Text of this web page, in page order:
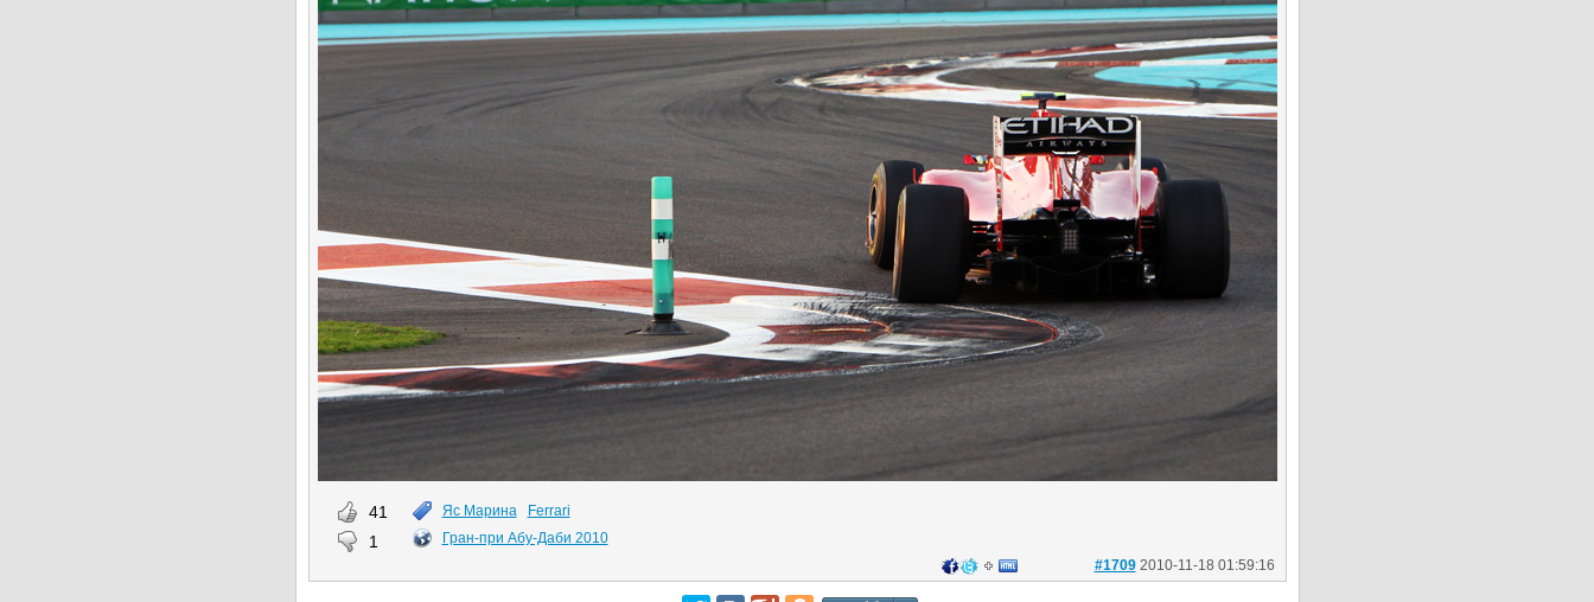
41
1
Яс Марина
Ferrari
Гран-при Абу-Даби 2010
#1709 2010-11-18 01:59:16